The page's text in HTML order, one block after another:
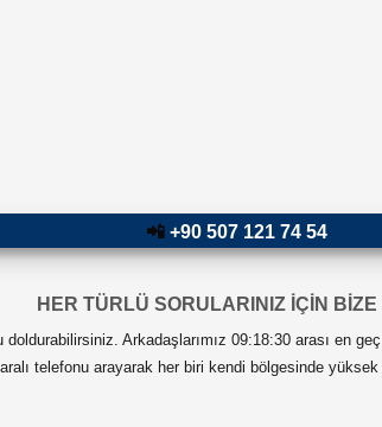
📲+90 507 121 74 54
HER TÜRLÜ SORULARINIZ İÇİN BİZE
Arkadaşlarımız 09:18:30 arası en
telefonu arayarak her biri kendi bölgesinde